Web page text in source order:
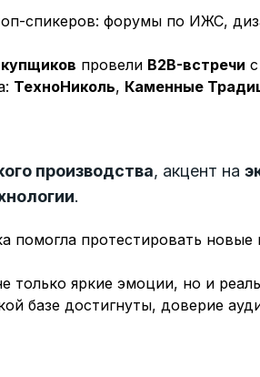
спикеров: форумы по ИЖС,
провели B2B-встречи
ТехноНиколь, Каменные
производства, акцент на
.
помогла протестировать
только яркие эмоции, но и
базе достигнуты, доверие